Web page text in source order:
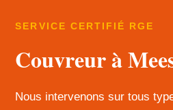
SERVICE CERTIFIÉ RGE
Couvreur à
Nous intervenons sur tous